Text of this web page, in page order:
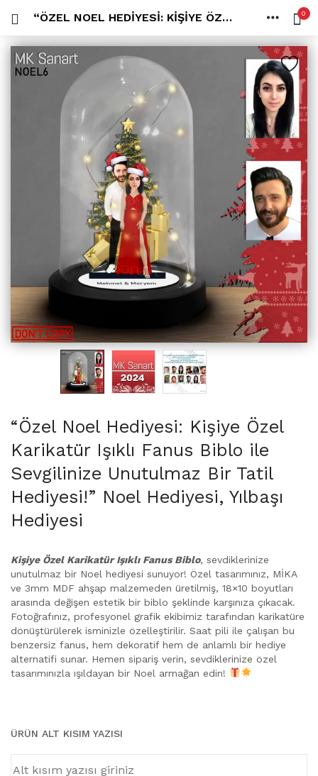
“ÖZEL NOEL HEDIYESI: KIŞIYE ÖZEL KARIKATÜR IŞIKLI FANUS BIBLO ILE SEVGILINIZE UNUTULMAZ BIR TATIL HEDIYESI!” NOEL HEDIYESI, YILBAŞI HEDIYESI 0
OTURUM AÇ KAYDOL
Beni hatırla
Şifremi mi kaybettim?
İÇINDE ARA:
Tüm kategoriler
ANLORD (6)
HİLALİN RENKLİ DÜNYASI (0)
MK FOTO (1)
Kampanyalı Ürünler (13)
Karikatür Anahtarlık (14)
Karikatür Erkek Anahtarlık (14)
Karikatür Biblo (289)
Karikatür Aile Biblo (2)
Karikatür Erkek Biblo (127)
Karikatür Kadın Biblo (71)
Karikatür Sevgili Biblo (89)
Karikatür Fanus Biblo (232)
Karikatür Aile Fanus Biblo (14)
Karikatür Erkek Fanus Biblo (78)
Karikatür Kadın Fanus Biblo (16)
Karikatür Taraftar Fanus Biblo (1)
Karikatür Masaüstü Saat (30)
Karikatür Aile Masaüstü Saat (1)
Karikatür Erkek Masaüstü Saat (8)
Karikatür Kadın Masaüstü Saat (12)
Karikatür Sevgili Masaüstü Saat (9)
Karikatür Masaüstü Saatli İsimlik (67)
Karikatür Kadın Masaüstü Saatli İsimlik (10)
Karikatür Taraftar Masaüstü Saatli İsimlik (1)
Karikatür Tablo (31)
Karikatür Aile Tablo (17)
Karikatür Sevgili Tablo (29)
KUPA BARDAK (5)
Sevgili Model Kupa (5)
“Özel Noel Hediyesi: Kişiye Özel
Karikatür Işıklı Fanus Biblo ile
Sevgilinize Unutulmaz Bir Tatil
Hediyesi!” Noel Hediyesi, Yılbaşı
Hediyesi
Kişiye Özel Karikatür Işıklı Fanus Biblo, sevdiklerinize
unutulmaz bir Noel hediyesi sunuyor! Özel tasarımınız, MİKA
ve 3mm MDF ahşap malzemeden üretilmiş, 18×10 boyutları
arasında değişen estetik bir biblo şeklinde karşınıza çıkacak.
Fotoğrafınız, profesyonel grafik ekibimiz tarafından karikatüre
dönüştürülerek isminizle özelleştirilir. Saat pili ile çalışan bu
benzersiz fanus, hem dekoratif hem de anlamlı bir hediye
alternatifi sunar. Hemen sipariş verin, sevdiklerinize özel
tasarımınızla ışıldayan bir Noel armağan edin!
ÜRÜN ALT KISIM YAZISI